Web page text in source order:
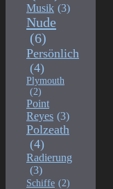
Musik (3)
Nude
(6)
Persönlich
(4)
Plymouth
(2)
Point
Reyes (3)
Polzeath
(4)
Radierung
(3)
Schiffe (2)